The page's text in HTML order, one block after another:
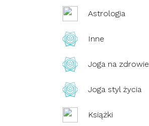
Astrologia
Inne
Joga na zdrowie
Joga styl życia
Książki